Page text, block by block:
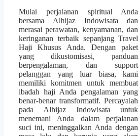
Mulai perjalanan spiritual Anda
bersama Alhijaz Indowisata dan
merasai perawatan, kenyamanan, dan
keringanan terbaik sepanjang Travel
Haji Khusus Anda. Dengan paket
yang dikustomisasi, panduan
berpengalaman, dan support
pelanggan yang luar biasa, kami
memiliki komitmen untuk membuat
ibadah haji Anda pengalaman yang
benar-benar transformatif. Percayalah
pada Alhijaz Indowisata untuk
menemani Anda dalam perjalanan
suci ini, meninggalkan Anda dengan